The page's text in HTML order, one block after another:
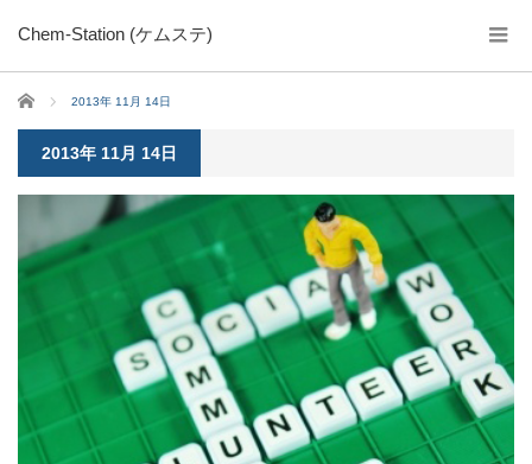
Chem-Station (ケムステ)
ホーム 2013年 11月 14日
2013年 11月 14日